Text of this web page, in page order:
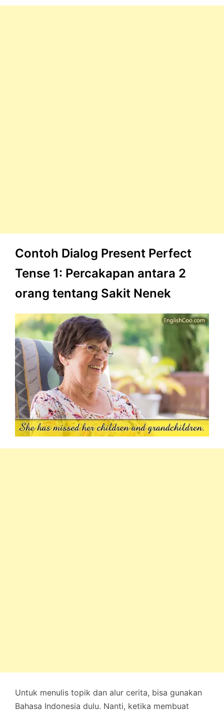
Contoh Dialog Present Perfect
Tense 1: Percakapan antara 2
orang tentang Sakit Nenek
Untuk menulis topik dan alur cerita, bisa gunakan
Bahasa Indonesia dulu. Nanti, ketika membuat